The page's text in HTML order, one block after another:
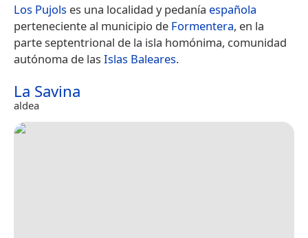
Los Pujols es una localidad y pedanía española
perteneciente al municipio de Formentera, en la
parte septentrional de la isla homónima, comunidad
autónoma de las Islas Baleares.
La Savina
aldea